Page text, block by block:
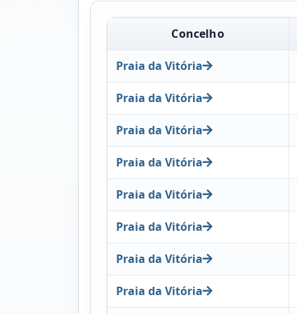
Concelho
Praia da Vitória
Praia da Vitória
Praia da Vitória
Praia da Vitória
Praia da Vitória
Praia da Vitória
Praia da Vitória
Praia da Vitória